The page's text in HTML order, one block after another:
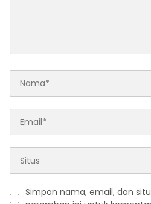
Simpan nama, email, dan